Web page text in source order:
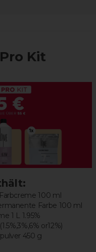
Kit
100 ml
Farbe 100 ml
1 L 1.95%
or12%)
450 g